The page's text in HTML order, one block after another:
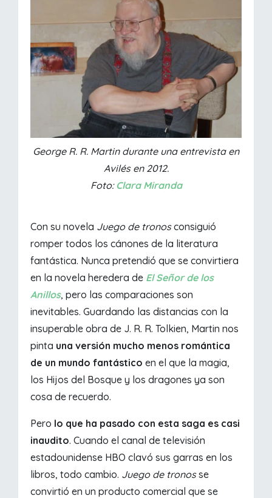
George R. R. Martin durante una entrevista en
Avilés en 2012.
Foto: Clara Miranda
Con su novela Juego de tronosconsiguió
romper todos los cánones de la literatura
fantástica. Nunca pretendió que se convirtiera
en la novela heredera de El Señor de los
Anillos, pero las comparaciones son
inevitables. Guardando las distancias con la
insuperable obra de J. R. R. Tolkien, Martin nos
pinta una versión mucho menos romántica
de un mundo fantástico en el que la magia,
los Hijos del Bosque y los dragones ya son
cosa de recuerdo.
Pero lo que ha pasado con esta saga es casi
inaudito. Cuando el canal de televisión
estadounidense HBO clavó sus garras en los
libros, todo cambio. Juego de tronosse
convirtió en un producto comercial que se